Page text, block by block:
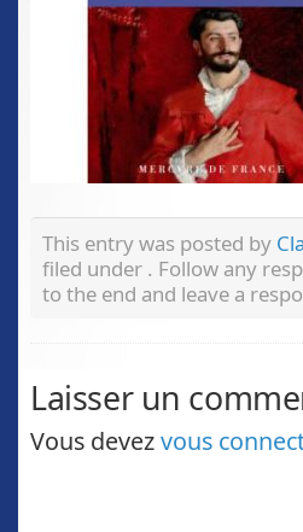
This entry was posted by
filed under . Follow any
to the end and leave a
Laisser un
Vous devezvous